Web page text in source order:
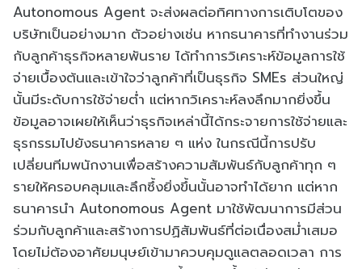
Autonomous Agent จะส่งผลต่อทิศทางการเติบโตของ
บริษัทเป็นอย่างมาก ตัวอย่างเช่น หากธนาคารที่ทำงานร่วม
กับลูกค้าธุรกิจหลายพันราย ได้ทำการวิเคราะห์ข้อมูลการใช้
จ่ายเบื้องต้นและเข้าใจว่าลูกค้าที่เป็นธุรกิจ SMEs ส่วนใหญ่
นั้นมีระดับการใช้จ่ายต่ำ แต่หากวิเคราะห์ลงลึกมากยิ่งขึ้น
ข้อมูลอาจเผยให้เห็นว่าธุรกิจเหล่านี้ได้กระจายการใช้จ่ายและ
ธุรกรรมไปยังธนาคารหลาย ๆ แห่ง ในกรณีนี้การปรับ
เปลี่ยนทีมพนักงานเพื่อสร้างความสัมพันธ์กับลูกค้าทุก ๆ
รายให้ครอบคลุมและลึกซึ้งยิ่งขึ้นนั้นอาจทำได้ยาก แต่หาก
ธนาคารนำ Autonomous Agent มาใช้พัฒนาการมีส่วน
ร่วมกับลูกค้าและสร้างการปฏิสัมพันธ์ที่ต่อเนื่องสม่ำเสมอ
โดยไม่ต้องอาศัยมนุษย์เข้ามาควบคุมดูแลตลอดเวลา การ